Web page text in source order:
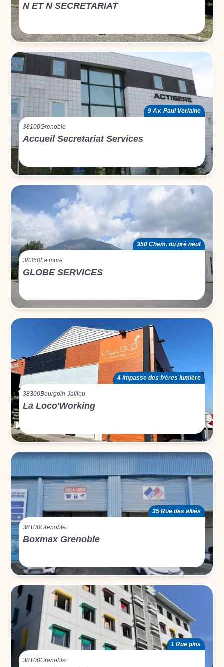
N ET N SECRETARIAT
9 Av. Paul Verlaine
38100Grenoble
Accueil Secretariat Services
350 Chem. du pré neuf
38350La mure
GLOBE SERVICES
4 Impasse des frères lumière
38300Bourgoin-Jallieu
La Loco'Working
35 Rue des alliés
38100Grenoble
Boxmax Grenoble
1 Rue pins
38100Grenoble